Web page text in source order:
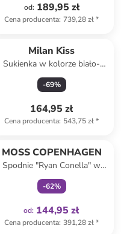
od: 189,95 zł
Cena producenta: 739,28 zł*
Milan Kiss
Sukienka w kolorze biało-
niebieskim
-69%
164,95 zł
Cena producenta: 543,75 zł*
MOSS COPENHAGEN
Spodnie "Ryan Conella" w
kolorze kremowym
-62%
od: 144,95 zł
Cena producenta: 391,28 zł*